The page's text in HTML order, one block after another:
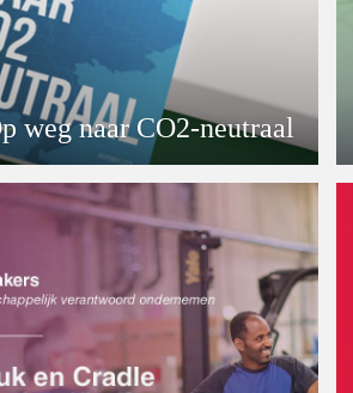
weg naar CO2-neutraal